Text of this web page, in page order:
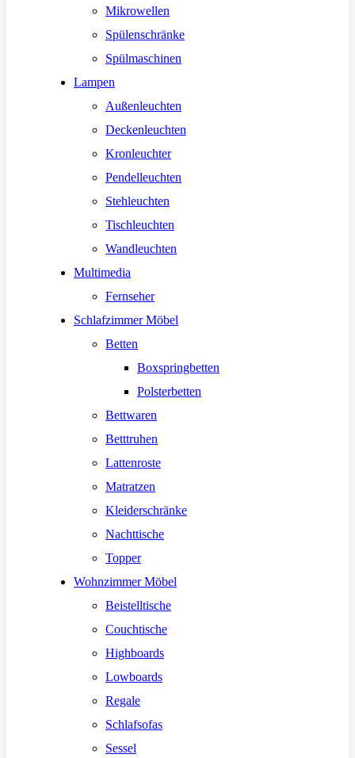
Mikrowellen
Spülenschränke
Spülmaschinen
Lampen
Außenleuchten
Deckenleuchten
Kronleuchter
Pendelleuchten
Stehleuchten
Tischleuchten
Wandleuchten
Multimedia
Fernseher
Schlafzimmer Möbel
Betten
Boxspringbetten
Polsterbetten
Bettwaren
Betttruhen
Lattenroste
Matratzen
Kleiderschränke
Nachttische
Topper
Wohnzimmer Möbel
Beistelltische
Couchtische
Highboards
Lowboards
Regale
Schlafsofas
Sessel